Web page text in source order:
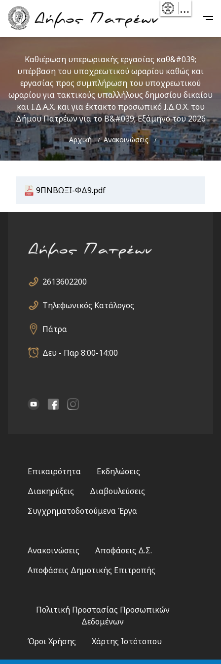
Skip
main
Main
navigation
Καθιέρωση υπερωριακής εργασίας καθ&#039;
υπέρβαση του υποχρεωτικού ωραρίου καθώς και
εργασίας προς συμπλήρωση του υποχρεωτικού
ωραρίου για τακτικούς υπαλλήλους δημοσίου δικαίου
και Ι.Δ.Α.Χ. και για έκτακτο προσωπικό Ι.Δ.Ο.Χ. του
Δήμου Πατρέων για το Β&#039; Εξάμηνο του 2026
Breadcrumb
Αρχική Ανακοινώσεις
Document
9ΠΝΒΩΞΙ-ΦΔ9.pdf
2613602200
Τηλεφωνικός Κατάλογος
Πάτρα
Δευ - Παρ 8:00-14:00
menu
Επικαιρότητα
Εκδηλώσεις
Διακηρύξεις
Διαβουλεύσεις
Συγχρηματοδοτούμενα Έργα
2
Ανακοινώσεις
Αποφάσεις Δ.Σ.
Αποφάσεις Δημοτικής Επιτροπής
Πολιτική Προστασίας Προσωπικών
Δεδομένων
Όροι Χρήσης
Χάρτης Ιστότοπου